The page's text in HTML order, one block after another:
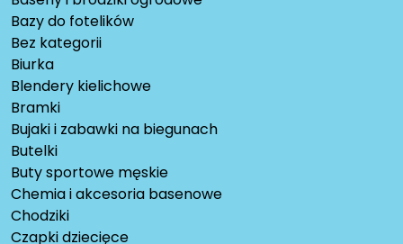
Bazy do fotelików
Bez kategorii
Biurka
Blendery kielichowe
Bramki
Bujaki i zabawki na biegunach
Butelki
Buty sportowe męskie
Chemia i akcesoria basenowe
Chodziki
Czapki dziecięce